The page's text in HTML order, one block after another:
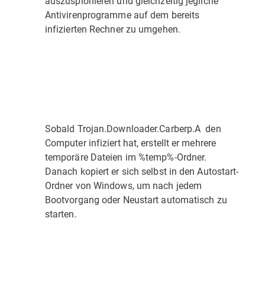
Antivirenprogramme auf dem bereits
infizierten Rechner zu umgehen.
Sobald Trojan.Downloader.Carberp.A den
Computer infiziert hat, erstellt er mehrere
temporäre Dateien im %temp%-Ordner.
Danach kopiert er sich selbst in den Autostart-
Ordner von Windows, um nach jedem
Bootvorgang oder Neustart automatisch zu
starten.